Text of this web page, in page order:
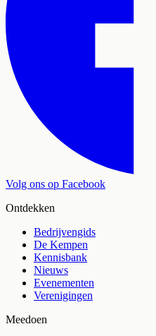
Volg ons op Facebook
Ontdekken
Bedrijvengids
De Kempen
Kennisbank
Nieuws
Evenementen
Verenigingen
Meedoen